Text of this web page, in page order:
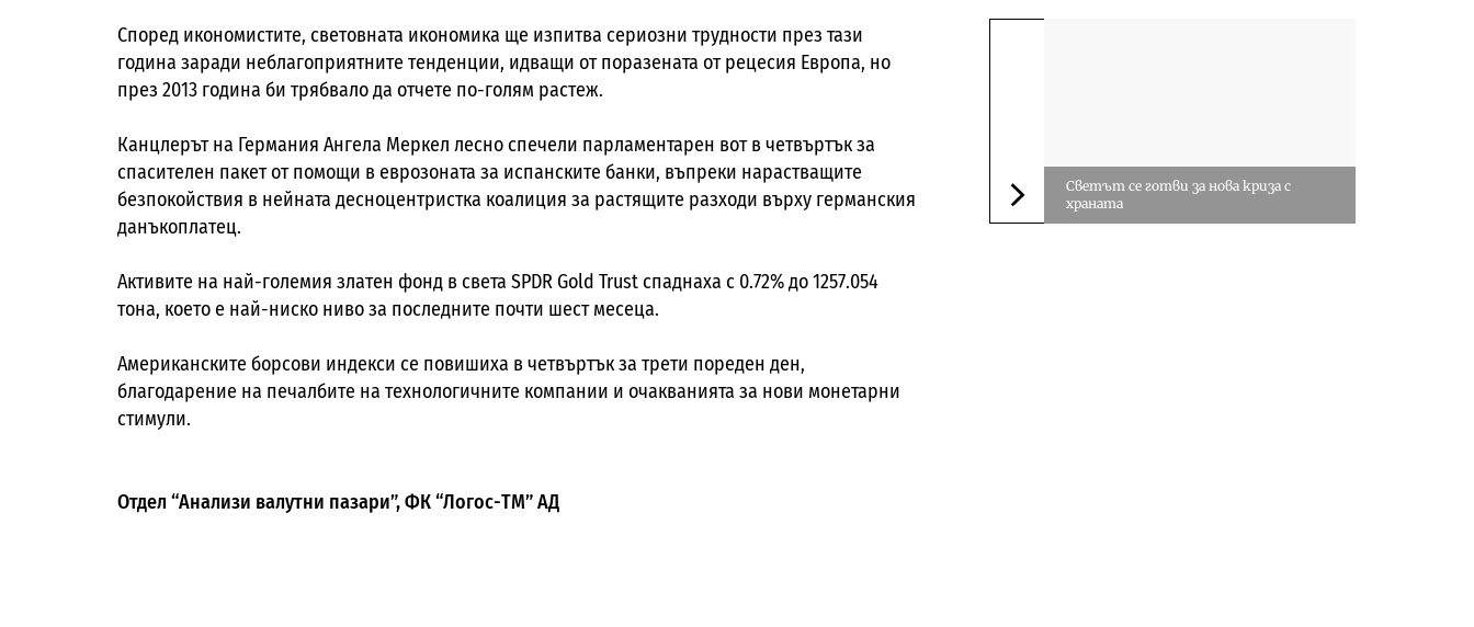
Според икономистите, световната икономика ще изпитва сериозни трудности през тази
година заради неблагоприятните тенденции, идващи от поразената от рецесия Европа, но
през 2013 година би трябвало да отчете по-голям растеж.
Канцлерът на Германия Ангела Меркел лесно спечели парламентарен вот в четвъртък за
спасителен пакет от помощи в еврозоната за испанските банки, въпреки нарастващите
безпокойствия в нейната десноцентристка коалиция за растящите разходи върху германския
данъкоплатец.
Активите на най-големия златен фонд в света SPDR Gold Trust спаднаха с 0.72% до 1257.054
тона, което е най-ниско ниво за последните почти шест месеца.
Американските борсови индекси се повишиха в четвъртък за трети пореден ден,
благодарение на печалбите на технологичните компании и очакванията за нови монетарни
стимули.
Отдел “Анализи валутни пазари”, ФК “Логос-ТМ” АД
Следваща новина
Светът се готви за нова криза с
храната